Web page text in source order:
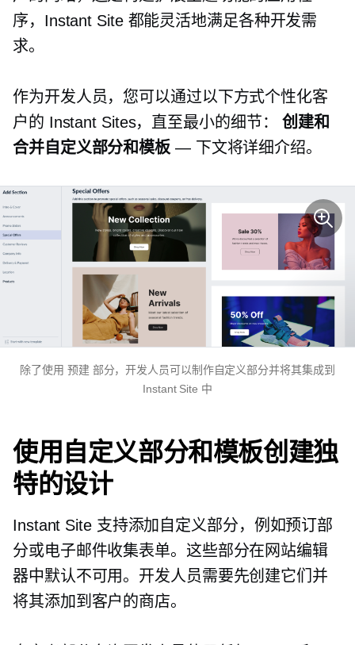
序，Instant Site 都能灵活地满足各种开发需
求。
作为开发人员，您可以通过以下方式个性化客
户的 Instant Sites，直至最小的细节：创建和
合并自定义部分和模板— 下文将详细介绍。
除了使用 预建部分，开发人员可以制作自定义部分并将其集成到
Instant Site 中
使用自定义部分和模板创建独
特的设计
Instant Site 支持添加自定义部分，例如预订部
分或电子邮件收集表单。这些部分在网站编辑
器中默认不可用。开发人员需要先创建它们并
将其添加到客户的商店。